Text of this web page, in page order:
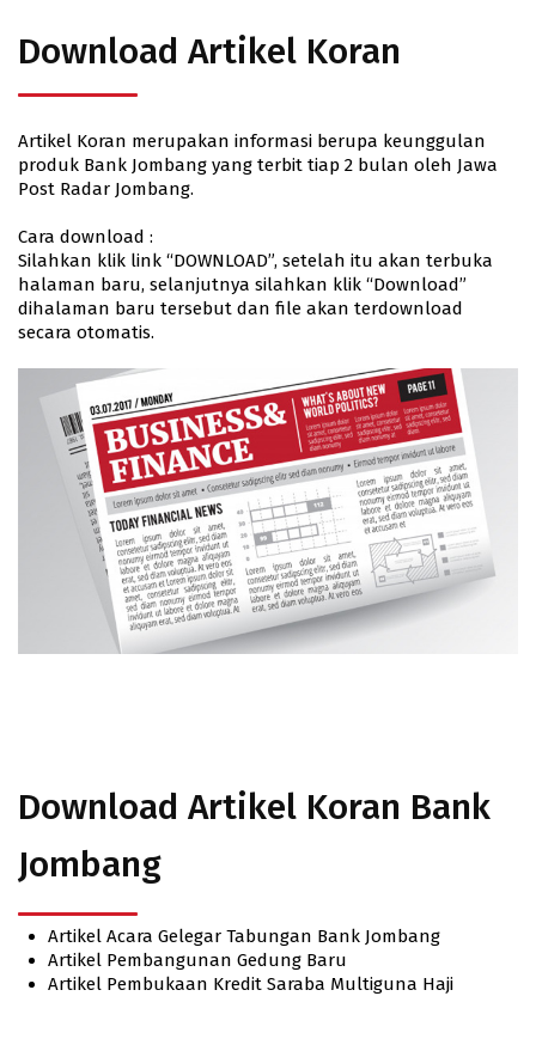
Download Artikel Koran
Artikel Koran merupakan informasi berupa keunggulan
produk Bank Jombang yang terbit tiap 2 bulan oleh Jawa
Post Radar Jombang.
Cara download :
Silahkan klik link “DOWNLOAD”, setelah itu akan terbuka
halaman baru, selanjutnya silahkan klik “Download”
dihalaman baru tersebut dan file akan terdownload
secara otomatis.
Download Artikel Koran Bank
Jombang
Artikel Acara Gelegar Tabungan Bank Jombang
Artikel Pembangunan Gedung Baru
Artikel Pembukaan Kredit Saraba Multiguna Haji